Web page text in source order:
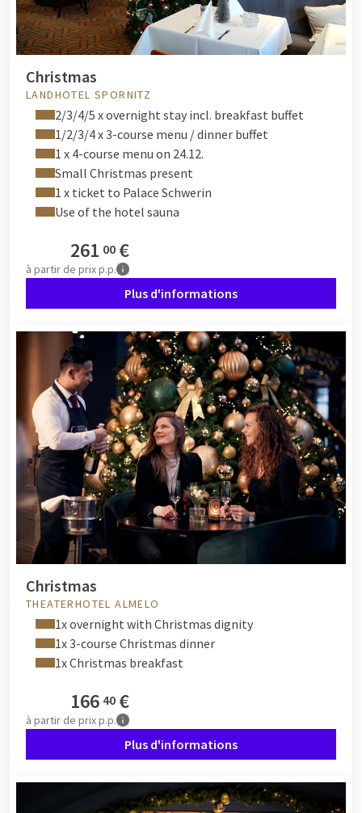
Christmas
LANDHOTEL SPORNITZ
2/3/4/5 x overnight stay incl. breakfast buffet
1/2/3/4 x 3-course menu / dinner buffet
1 x 4-course menu on 24.12.
Small Christmas present
1 x ticket to Palace Schwerin
Use of the hotel sauna
261 00 €
à partir de prix p.p.
Plus d'informations
Christmas
THEATERHOTEL ALMELO
1x overnight with Christmas dignity
1x 3-course Christmas dinner
1x Christmas breakfast
166 40 €
à partir de prix p.p.
Plus d'informations